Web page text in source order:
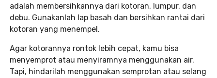
adalah membersihkannya dari kotoran, lumpur, dan
debu. Gunakanlah lap basah dan bersihkan rantai dari
kotoran yang menempel.
Agar kotorannya rontok lebih cepat, kamu bisa
menyemprot atau menyiramnya menggunakan air.
Tapi, hindarilah menggunakan semprotan atau selang